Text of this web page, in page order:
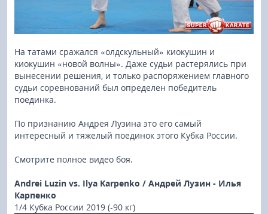
На татами сражался «олдскульный» киокушин и
киокушин «новой волны». Даже судьи растерялись при
вынесении решения, и только распоряжением главного
судьи соревнований был определен победитель
поединка.
По признанию Андрея Лузина это его самый
интересный и тяжелый поединок этого Кубка России.
Смотрите полное видео боя.
Andrei Luzin vs. Ilya Karpenko / Андрей Лузин - Илья
Карпенко
1/4 Кубка России 2019 (-90 кг)